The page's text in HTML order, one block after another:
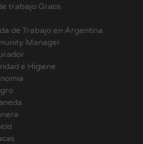
trabajo Gratis
de Trabajo en Argentina
Manager
e Higiene